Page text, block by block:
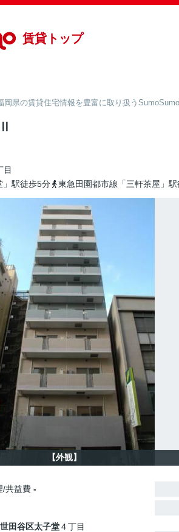
賃貸トップ
県の賃貸住宅情報を豊富に取り扱うSumoSumo
目
」駅徒歩5分
東急田園都市線「三軒茶屋」
【外観】
共益費 -
世田谷区太子堂４丁目